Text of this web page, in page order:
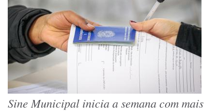
Sine Municipal inicia a semana com mais